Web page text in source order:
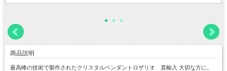
商品説明
最高峰の技術で製作されたクリスタルペンダントロザリオ 直輸入 大切な方に。